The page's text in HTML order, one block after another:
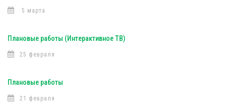
5 марта
Плановые работы (Интерактивное ТВ)
25 февраля
Плановые работы
21 февраля